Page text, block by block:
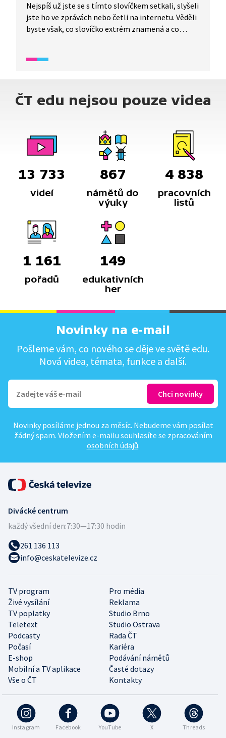
Nejspíš už jste se s tímto slovíčkem setkali, slyšeli
jste ho ve zprávách nebo četli na internetu. Věděli
byste však, co slovíčko extrém znamená a co
češtiny pro cizince. Úryvek spadá do širšího okruhu
komunikativní znalostí češtiny.
ČT edu nejsou pouze videa
13 733
videí
867
námětů do
výuky
4 838
pracovních
listů
1 161
pořadů
149
edukativních
her
Novinky na e-mail
Pošleme vám, co nového se děje ve světě edu.
Nová videa, témata, funkce a další.
Novinky posíláme jednou za měsíc. Nebudeme vám posílat
žádný spam. Vložením e-mailu souhlasíte se zpracováním
osobních údajů.